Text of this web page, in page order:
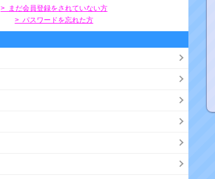
> まだ会員登録をされていない方
> パスワードを忘れた方